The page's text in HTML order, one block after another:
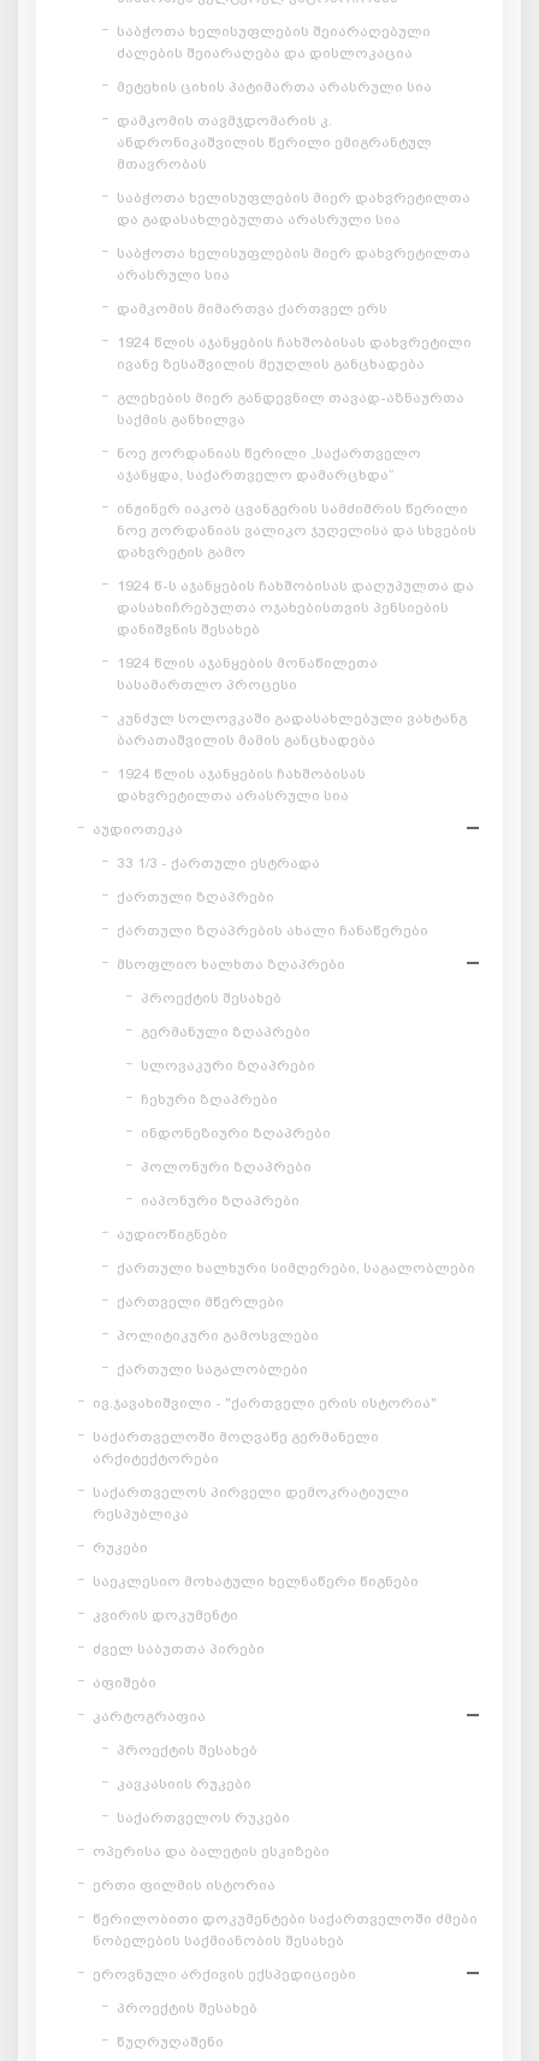
საბჭოთა ხელისუფლების შეიარაღებული
ძალების შეიარაღება და დისლოკაცია
მეტეხის ციხის პატიმართა არასრული სია
დამკომის თავმჯდომარის კ.
ანდრონიკაშვილის წერილი ემიგრანტულ
მთავრობას
საბჭოთა ხელისუფლების მიერ დახვრეტილთა
და გადასახლებულთა არასრული სია
საბჭოთა ხელისუფლების მიერ დახვრეტილთა
არასრული სია
დამკომის მიმართვა ქართველ ერს
1924 წლის აჯანყების ჩახშობისას დახვრეტილი
ივანე ზესაშვილის მეუღლის განცხადება
გლეხების მიერ განდევნილ თავად-აზნაურთა
საქმის განხილვა
ნოე ჟორდანიას წერილი „საქართველო
აჯანყდა, საქართველო დამარცხდა“
ინჟინერ იაკობ ცვანგერის სამძიმრის წერილი
ნოე ჟორდანიას ვალიკო ჯუღელისა და სხვების
დახვრეტის გამო
1924 წ-ს აჯანყების ჩახშობისას დაღუპულთა და
დასახიჩრებულთა ოჯახებისთვის პენსიების
დანიშვნის შესახებ
1924 წლის აჯანყების მონაწილეთა
სასამართლო პროცესი
კუნძულ სოლოვკაში გადასახლებული ვახტანგ
ბარათაშვილის მამის განცხადება
1924 წლის აჯანყების ჩახშობისას
დახვრეტილთა არასრული სია
აუდიოთეკა
33 1/3 - ქართული ესტრადა
ქართული ზღაპრები
ქართული ზღაპრების ახალი ჩანაწერები
მსოფლიო ხალხთა ზღაპრები
პროექტის შესახებ
გერმანული ზღაპრები
სლოვაკური ზღაპრები
ჩეხური ზღაპრები
ინდონეზიური ზღაპრები
პოლონური ზღაპრები
იაპონური ზღაპრები
აუდიოწიგნები
ქართული ხალხური სიმღერები, საგალობლები
ქართველი მწერლები
პოლიტიკური გამოსვლები
ქართული საგალობლები
ივ.ჯავახიშვილი - "ქართველი ერის ისტორია"
საქართველოში მოღვაწე გერმანელი
არქიტექტორები
საქართველოს პირველი დემოკრატიული
რესპუბლიკა
რუკები
საეკლესიო მოხატული ხელნაწერი წიგნები
კვირის დოკუმენტი
ძველ საბუთთა პირები
აფიშები
კარტოგრაფია
პროექტის შესახებ
კავკასიის რუკები
საქართველოს რუკები
ოპერისა და ბალეტის ესკიზები
ერთი ფილმის ისტორია
წერილობითი დოკუმენტები საქართველოში ძმები
ნობელების საქმიანობის შესახებ
ეროვნული არქივის ექსპედიციები
პროექტის შესახებ
წუღრუღაშენი